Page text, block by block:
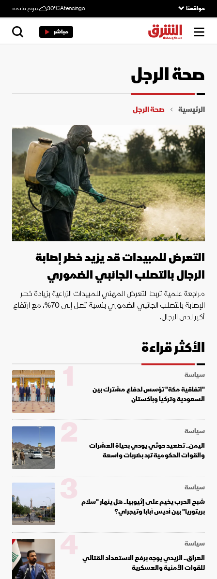
مواقعنا Atencingo
30°C غيوم قاتمة
مباشر
صحة الرجل
الرئيسية صحة الرجل
التعرض للمبيدات قد يزيد خطر إصابة
الرجال بالتصلب الجانبي الضموري
مراجعة علمية تربط التعرض المهني للمبيدات الزراعية بزيادة خطر
الإصابة بالتصلب الجانبي الضموري بنسبة تصل إلى 70%، مع ارتفاع
أكبر لدى الرجال.
الأكثر قراءة
سياسة
"اتفاقية مكة" تؤسس لدفاع مشترك بين
السعودية وتركيا وباكستان
1
سياسة
اليمن.. تصعيد حوثي يودي بحياة العشرات
والقوات الحكومية ترد بضربات واسعة
2
سياسة
شبح الحرب يخيم على إثيوبيا.. هل ينهار "سلام
بريتوريا" بين أديس أبابا وتيجراي؟
3
سياسة
العراق.. الزيدي يوجه برفع الاستعداد القتالي
للقوات الأمنية والعسكرية
4